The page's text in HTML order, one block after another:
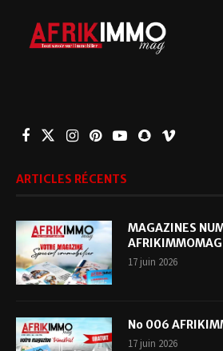
ARTICLES RÉCENTS
MAGAZINES
AFRIKIMMOMAG
17 juin 2026
No 006
17 juin 2026